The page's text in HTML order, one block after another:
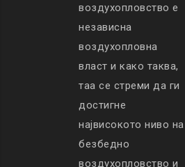
воздухопловство е
независна
воздухопловна
власт и како таква,
таа се стреми да ги
достигне
највисокото ниво на
безбедно
воздухопловство и